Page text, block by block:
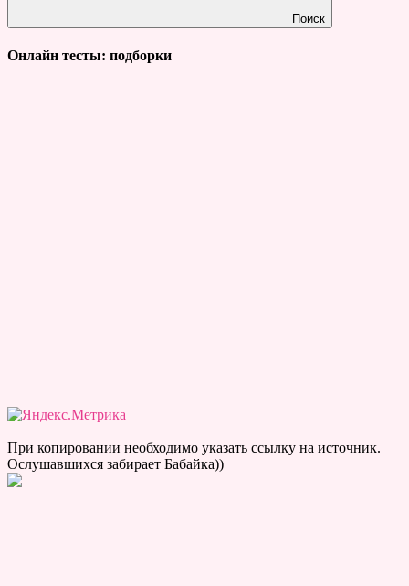
Поиск
Онлайн тесты: подборки
При копировании необходимо указать ссылку на источник.
Ослушавшихся забирает Бабайка))